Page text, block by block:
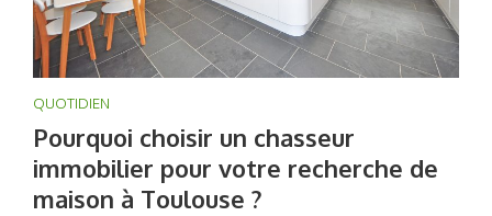
QUOTIDIEN
Pourquoi choisir un chasseur
immobilier pour votre recherche de
maison à Toulouse ?